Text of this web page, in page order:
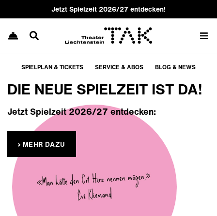
Jetzt Spielzeit 2026/27 entdecken!
SPIELPLAN & TICKETS SERVICE & ABOS BLOG & NEWS
DIE NEUE SPIELZEIT IST DA!
Jetzt Spielzeit 2026/27 entdecken:
› MEHR DAZU